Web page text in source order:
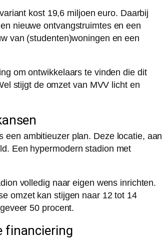
kost 19,6 miljoen euro. Daarbij
nieuwe ontvangstruimtes en een
van (studenten)woningen en een
om ontwikkelaars te vinden die dit
stijgt de omzet van MVV licht en
een ambitieuzer plan. Deze locatie, aan
Een hypermodern stadion met
volledig naar eigen wens inrichten.
omzet kan stijgen naar 12 tot 14
50 procent.
financiering